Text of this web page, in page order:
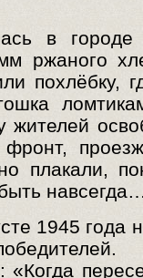
в городе
ржаного
похлёбку,
жителей
плакали,
1945 года
«Когда